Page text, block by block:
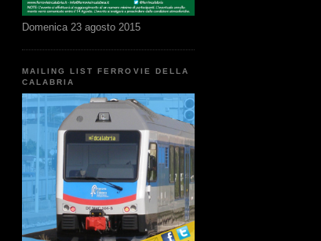
Domenica 23 agosto 2015
MAILING LIST FERROVIE DELLA
CALABRIA